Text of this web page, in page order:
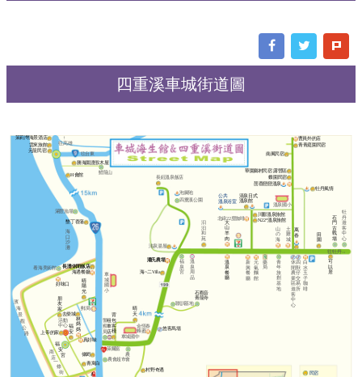
四重溪車城街道圖
H會館
勝海園渡假木屋
鯉龍山
往台東
四重溪公園
雲來旅館
元龍民宿
南風民宿
蝶園民宿
民宿
公共
溫泉浴室
茴香戀戀溫泉
牡丹風情
溫泉國小
清泉日式
溫泉館
大
山
羊
肉
萬
春
土
雞
城
可
以
居
往牡丹→
石
門
古
戰
場
田
園
藥
局
新
興
餐
廳
溫
泉
餐
廳
溫
泉
用
品
福
泉
宮
泡腳池
聯訓基地
石觀音
青龍寺
悠客馬場
車城國中
晴
天
警
察
局
農
會
萊爾富
農會超市
車
城
國
小
好味口
郵局
林
媽
媽
福
安
真好味
活動
中心
上帝的家
偉閎
晴
陽
光
華園鄉村民宿 露營區
N22°溫泉旅館
川酈溫泉旅館
村野奇遇
潘氏農場
潘氏農場
墾丁香蒲
滿豐漁場
背
包
客
棧
茉莉灣海景酒店
↑
往高雄
租
車
店
長灘休閒飯店
長灘休閒飯店
海遇餐廳
看海美術館
山
の
海
青
年
旅
創
基
地
海~二Villa
北緯22度咖啡
元
氣
麵
館
白
水
玉
子
咖
啡
洺泉湯屋
曹員外的店
青青庭園民宿
朋
友
家
青寓白
海
口
沙
灘
四
獸
仔
交
易
所
休
閒
農
業
區
遊
客
中
心
汩
汩
和
苑
長鈺溫泉飯店
去柴城
金恆春
蜂蜜
濱
景
觀
公
路
海
商
店
條
街
一
福
安
宮
牡
丹
遊
客
中
心